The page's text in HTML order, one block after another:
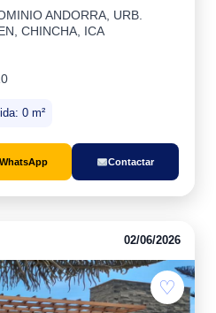
ANDORRA, URB.
CHINCHA, ICA
0 m²
Contactar
02/06/2026
♡